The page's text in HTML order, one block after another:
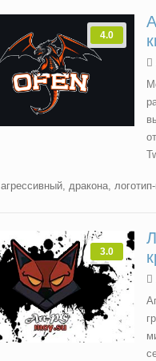
4.0
агрессивный, дракона,
3.0